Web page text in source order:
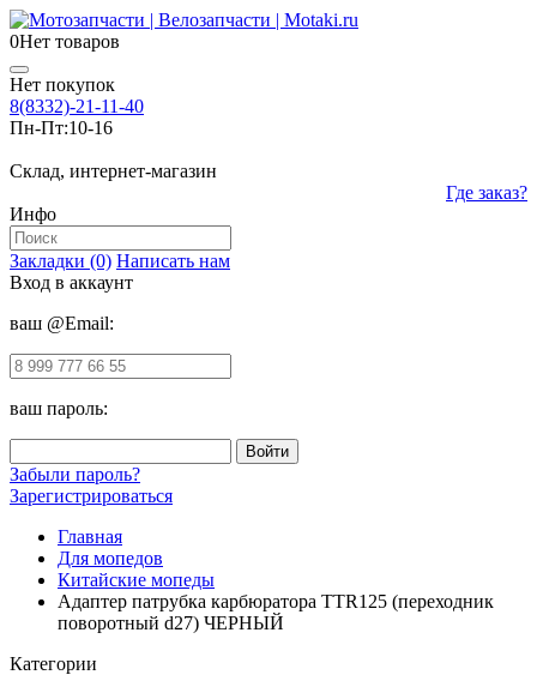
0Нет товаров
Нет покупок
8(8332)-21-11-40
Пн-Пт:10-16
Склад, интернет-магазин
Где заказ?
Инфо
Закладки (0) Написать нам
Вход в аккаунт
ваш @Email:
ваш пароль:
Забыли пароль?
Зарегистрироваться
Главная
Для мопедов
Китайские мопеды
Адаптер патрубка карбюратора TTR125 (переходник
поворотный d27) ЧЕРНЫЙ
Категории